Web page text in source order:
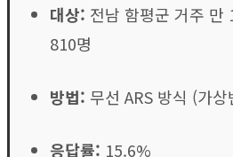
대상: 전남 함평군 거주 만
810명
방법: 무선 ARS 방식 (가
응답률: 15.6%